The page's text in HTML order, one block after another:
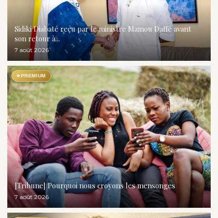
Sidiki Diabaté reçu par le ministre Mamou Daffé avant
son retour à...
7 août 2026
★PREMIUM
[Tribune] Pourquoi nous croyons les mensonges
7 août 2026